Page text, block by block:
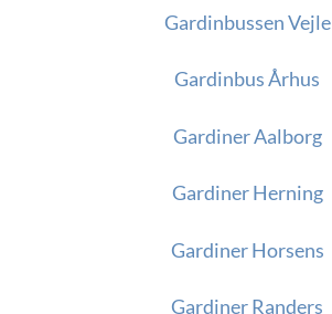
Gardinbussen Vejle
Gardinbus Århus
Gardiner Aalborg
Gardiner Herning
Gardiner Horsens
Gardiner Randers